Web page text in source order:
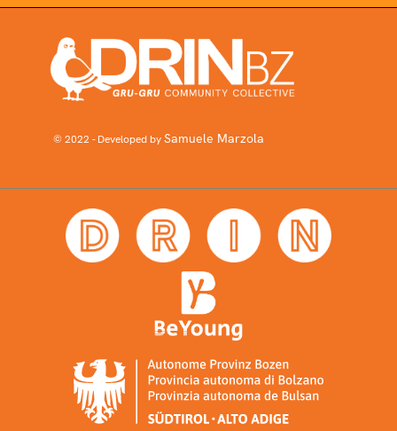
© 2022 - Developed bySamuele Marzola